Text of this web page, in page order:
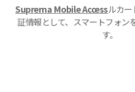
Suprema Mobile Accessルカ
証情報として、スマートフォン
す。